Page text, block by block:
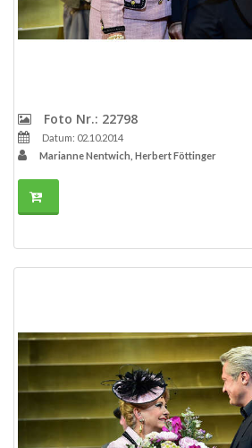
Foto Nr.: 22798
Datum: 02.10.2014
Marianne Nentwich, Herbert Föttinger